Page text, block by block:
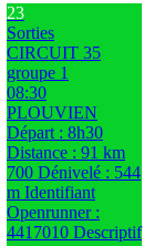
23
Sorties
CIRCUIT 35
groupe 1
08:30
PLOUVIEN
Départ : 8h30
Distance : 91 km
700 Dénivelé : 544
m Identifiant
Openrunner :
4417010 Descriptif